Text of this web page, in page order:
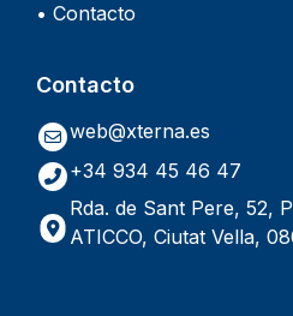
• Contacto
Contacto
web@xterna.es
+34 934 45 46 47
Rda. de Sant Pere, 52,
ATICCO, Ciutat Vella,